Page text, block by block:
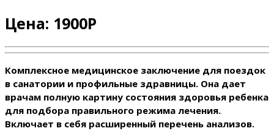
Цена: 1900Р
Комплексное медицинское заключение для поездок
в санатории и профильные здравницы. Она дает
врачам полную картину состояния здоровья ребенка
для подбора правильного режима лечения.
Включает в себя расширенный перечень анализов.